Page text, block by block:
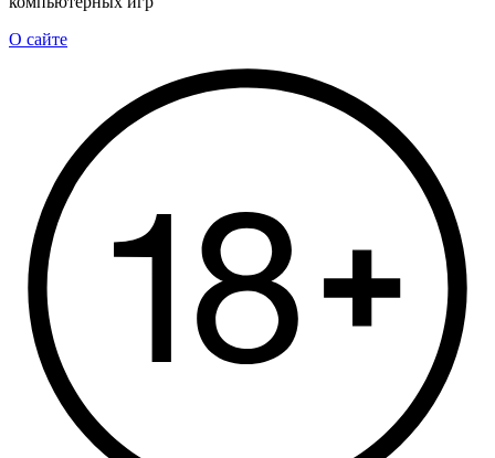
О сайте